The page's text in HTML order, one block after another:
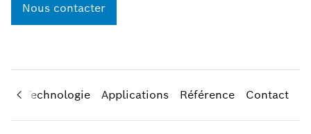
Nous contacter
Technologie Applications Référence Contact